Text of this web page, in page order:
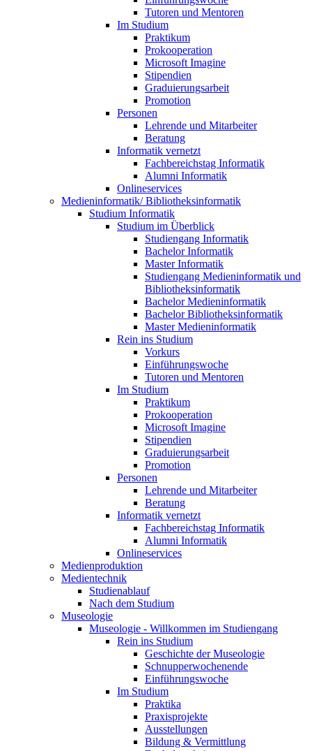
Tutoren und Mentoren
Im Studium
Praktikum
Prokooperation
Microsoft Imagine
Stipendien
Graduierungsarbeit
Promotion
Personen
Lehrende und Mitarbeiter
Beratung
Informatik vernetzt
Fachbereichstag Informatik
Alumni Informatik
Onlineservices
Medieninformatik/ Bibliotheksinformatik
Studium Informatik
Studium im Überblick
Studiengang Informatik
Bachelor Informatik
Master Informatik
Studiengang Medieninformatik und
Bibliotheksinformatik
Bachelor Medieninformatik
Bachelor Bibliotheksinformatik
Master Medieninformatik
Rein ins Studium
Vorkurs
Einführungswoche
Tutoren und Mentoren
Im Studium
Praktikum
Prokooperation
Microsoft Imagine
Stipendien
Graduierungsarbeit
Promotion
Personen
Lehrende und Mitarbeiter
Beratung
Informatik vernetzt
Fachbereichstag Informatik
Alumni Informatik
Onlineservices
Medienproduktion
Medientechnik
Studienablauf
Nach dem Studium
Museologie
Museologie - Willkommen im Studiengang
Rein ins Studium
Geschichte der Museologie
Schnupperwochenende
Einführungswoche
Im Studium
Praktika
Praxisprojekte
Ausstellungen
Bildung & Vermittlung